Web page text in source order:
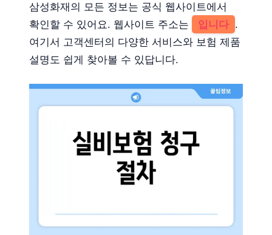
삼성화재의 모든 정보는 공식 웹사이트에서
확인할 수 있어요. 웹사이트 주소는
입니다 .
여기서 고객센터의 다양한 서비스와 보험 제품
설명도 쉽게 찾아볼 수 있답니다.